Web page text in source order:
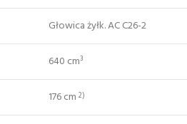
Głowica żyłk. AC C26-2
640 cm³
176 cm 2)